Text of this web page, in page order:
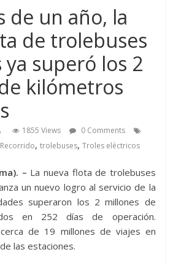
de un año, la
de trolebuses
superó los 2
kilómetros
1855 Views
0 Comments
Recorrido,trolebuses,Troles eléctricos
– La nueva flota de trolebuses
un nuevo logro al servicio de la
superaron los 2 millones de
en 252 días de operación.
de 19 millones de viajes en
las estaciones.